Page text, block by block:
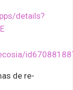
details?
de re-